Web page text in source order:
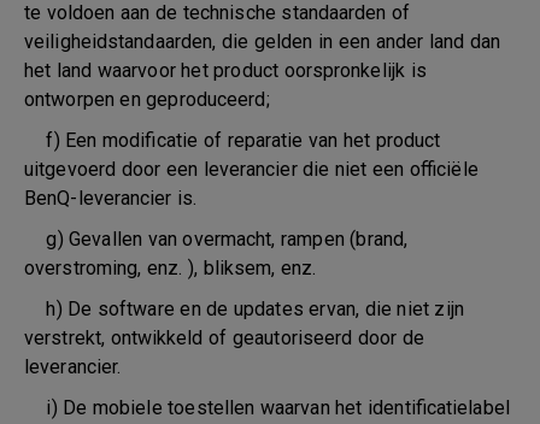
te voldoen aan de technische standaarden of
veiligheidstandaarden, die gelden in een ander land dan
het land waarvoor het product oorspronkelijk is
ontworpen en geproduceerd;
f) Een modificatie of reparatie van het product
uitgevoerd door een leverancier die niet een officiële
BenQ-leverancier is.
g) Gevallen van overmacht, rampen (brand,
overstroming, enz. ), bliksem, enz.
h) De software en de updates ervan, die niet zijn
verstrekt, ontwikkeld of geautoriseerd door de
leverancier.
i) De mobiele toestellen waarvan het identificatielabel